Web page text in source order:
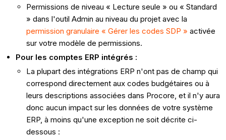
Permissions de niveau « Lecture seule » ou « Standard
» dans l'outil Admin au niveau du projet avec la
permission granulaire « Gérer les codes SDP » activée
sur votre modèle de permissions.
Pour les comptes ERP intégrés :
La plupart des intégrations ERP n'ont pas de champ qui
correspond directement aux codes budgétaires ou à
leurs descriptions associées dans Procore, et il n'y aura
donc aucun impact sur les données de votre système
ERP, à moins qu'une exception ne soit décrite ci-
dessous :